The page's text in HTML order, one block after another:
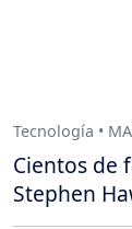
Tecnología •
Cientos de
Stephen